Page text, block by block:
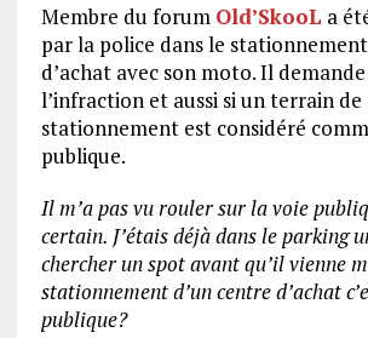
Membre du forum Old’SkooL a
par la police dans le
d’achat avec son moto. Il
l’infraction et aussi si un terrain de
stationnement est considéré
publique.
Il m’a pas vu rouler sur la voie
certain. J’étais déjà dans le parking
chercher un spot avant qu’il vienne
stationnement d’un centre d’achat
publique?